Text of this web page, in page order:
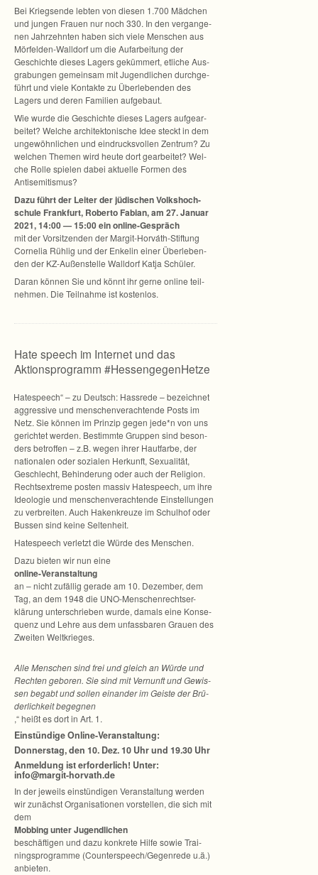
Bei Kriegs­ende leb­ten von die­sen 1.700 Mäd­chen
und jun­gen Frauen nur noch 330. In den ver­gan­ge­
nen Jahr­zehn­ten haben sich viele Men­schen aus
Mörfelden-Walldorf um die Auf­ar­bei­tung der
Geschichte die­ses Lagers geküm­mert, etli­che Aus­
gra­bun­gen gemein­sam mit Jugend­li­chen durch­ge­
führt und viele Kon­takte zu Über­le­ben­den des
Lagers und deren Fami­lien aufgebaut.
Wie wurde die Geschichte die­ses Lagers auf­ge­ar­
bei­tet? Wel­che archi­tek­to­ni­sche Idee steckt in dem
unge­wöhn­li­chen und ein­drucks­vol­len Zen­trum? Zu
wel­chen The­men wird heute dort gear­bei­tet? Wel­
che Rolle spie­len dabei aktu­elle For­men des
Antisemitismus?
Dazu führt der Lei­ter der jüdi­schen Volks­hoch­
schule Frank­furt, Roberto Fabian, am 27. Januar
2021, 14:00 — 15:00 ein online-Gespräch
mit der Vor­sit­zen­den der Margit-Horváth-Stiftung
Cor­ne­lia Rüh­lig und der Enke­lin einer Über­le­ben­
den der KZ-Außenstelle Wall­dorf Katja Schüler.
Daran kön­nen Sie und könnt ihr gerne online teil­
neh­men. Die Teil­nahme ist kostenlos.
Hate speech im Internet und das
Aktionsprogramm #HessengegenHetze
Hate­speech“ – zu Deutsch: Hass­rede – bezeich­net
aggres­sive und men­schen­ver­ach­tende Posts im
Netz. Sie kön­nen im Prin­zip gegen jede*n von uns
gerich­tet wer­den. Bestimmte Grup­pen sind beson­
ders betrof­fen – z.B. wegen ihrer Haut­farbe, der
natio­na­len oder sozia­len Her­kunft, Sexua­li­tät,
Geschlecht, Behin­de­rung oder auch der Reli­gion.
Rechts­ex­treme pos­ten mas­siv Hate­speech, um ihre
Ideo­lo­gie und men­schen­ver­ach­tende Ein­stel­lun­gen
zu ver­brei­ten. Auch Haken­kreuze im Schul­hof oder
Bus­sen sind keine Seltenheit.
Hate­speech ver­letzt die Würde des Menschen.
Dazu bie­ten wir nun eine
online-Veranstaltung
an – nicht zufäl­lig gerade am 10. Dezem­ber, dem
Tag, an dem 1948 die UNO-Menschenrechtser-
klärung unter­schrie­ben wurde, damals eine Kon­se­
quenz und Lehre aus dem unfass­ba­ren Grauen des
Zwei­ten Weltkrieges.
Alle Men­schen sind frei und gleich an Würde und
Rech­ten gebo­ren. Sie sind mit Ver­nunft und Gewis­
sen begabt und sol­len ein­an­der im Geiste der Brü­
der­lich­keit begeg­nen
,“ heißt es dort in Art. 1.
Ein­stün­dige Online-Veranstaltung:
Don­ners­tag, den 10. Dez. 10 Uhr und 19.30 Uhr
Anmel­dung ist erfor­der­lich! Unter:
info@margit-horvath.de
In der jeweils ein­stün­di­gen Ver­an­stal­tung wer­den
wir zunächst Orga­ni­sa­tio­nen vor­stel­len, die sich mit
dem
Mob­bing unter Jugend­li­chen
beschäf­ti­gen und dazu kon­krete Hilfe sowie Trai­
nings­pro­gramme (Counterspeech/Gegenrede u.ä.)
anbieten.